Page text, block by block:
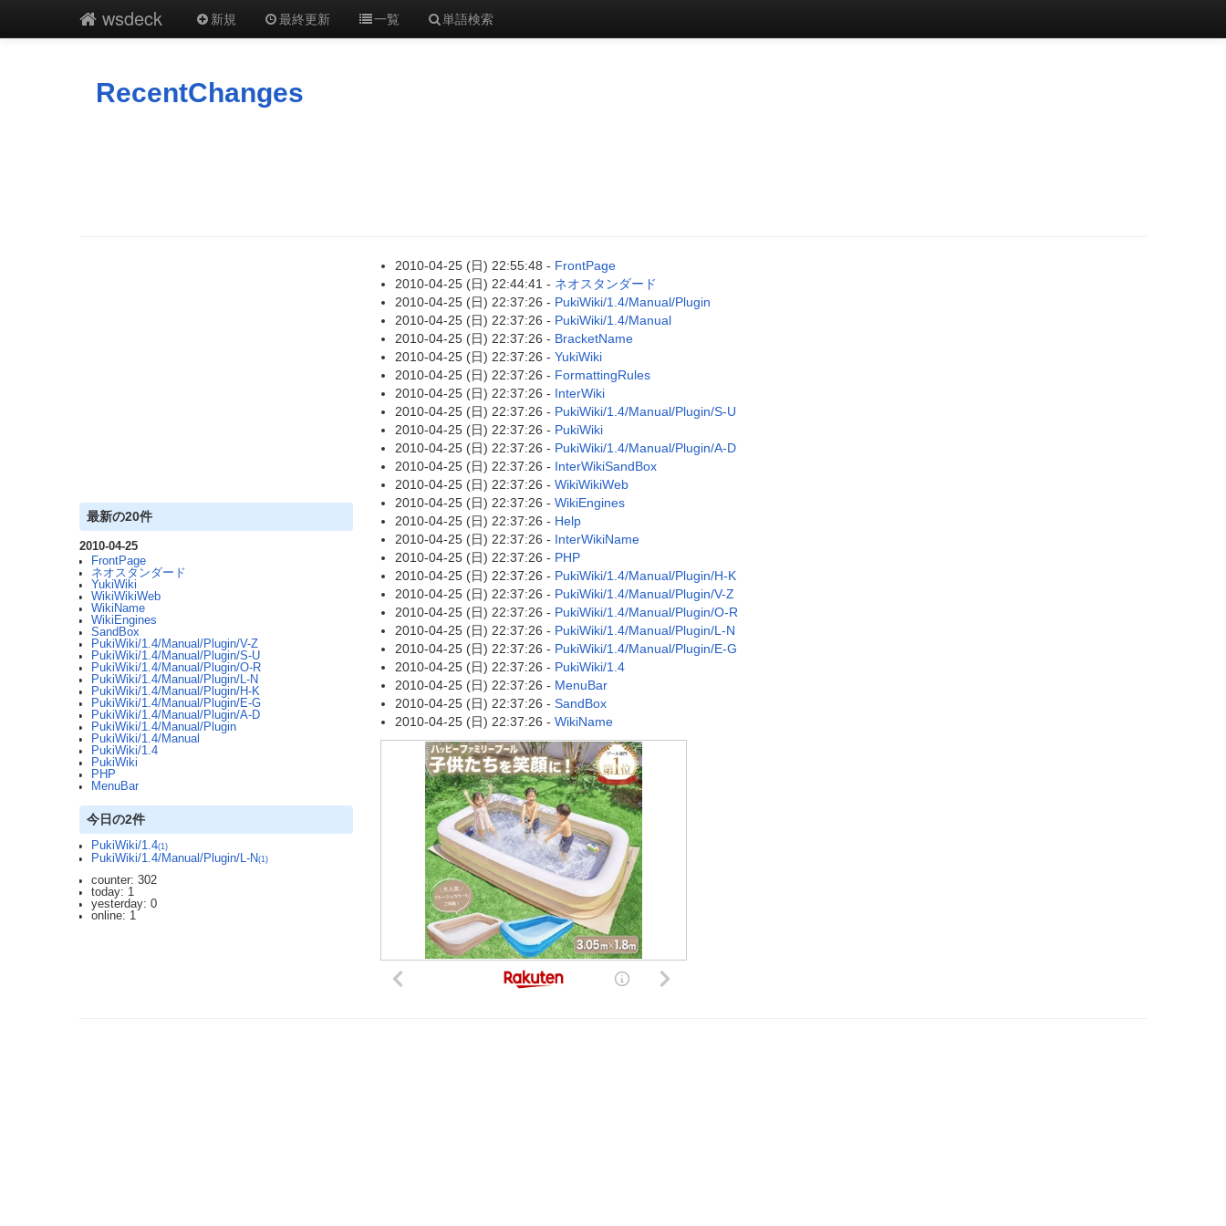
wsdeck 新規 最終更新 一覧 単語検索
RecentChanges
最新の20件
2010-04-25
FrontPage
ネオスタンダード
YukiWiki
WikiWikiWeb
WikiName
WikiEngines
SandBox
PukiWiki/1.4/Manual/Plugin/V-Z
PukiWiki/1.4/Manual/Plugin/S-U
PukiWiki/1.4/Manual/Plugin/O-R
PukiWiki/1.4/Manual/Plugin/L-N
PukiWiki/1.4/Manual/Plugin/H-K
PukiWiki/1.4/Manual/Plugin/E-G
PukiWiki/1.4/Manual/Plugin/A-D
PukiWiki/1.4/Manual/Plugin
PukiWiki/1.4/Manual
PukiWiki/1.4
PukiWiki
PHP
MenuBar
今日の2件
PukiWiki/1.4(1)
PukiWiki/1.4/Manual/Plugin/L-N(1)
counter: 302
today: 1
yesterday: 0
online: 1
2010-04-25 (日) 22:55:48 - FrontPage
2010-04-25 (日) 22:44:41 - ネオスタンダード
2010-04-25 (日) 22:37:26 - PukiWiki/1.4/Manual/Plugin
2010-04-25 (日) 22:37:26 - PukiWiki/1.4/Manual
2010-04-25 (日) 22:37:26 - BracketName
2010-04-25 (日) 22:37:26 - YukiWiki
2010-04-25 (日) 22:37:26 - FormattingRules
2010-04-25 (日) 22:37:26 - InterWiki
2010-04-25 (日) 22:37:26 - PukiWiki/1.4/Manual/Plugin/S-U
2010-04-25 (日) 22:37:26 - PukiWiki
2010-04-25 (日) 22:37:26 - PukiWiki/1.4/Manual/Plugin/A-D
2010-04-25 (日) 22:37:26 - InterWikiSandBox
2010-04-25 (日) 22:37:26 - WikiWikiWeb
2010-04-25 (日) 22:37:26 - WikiEngines
2010-04-25 (日) 22:37:26 - Help
2010-04-25 (日) 22:37:26 - InterWikiName
2010-04-25 (日) 22:37:26 - PHP
2010-04-25 (日) 22:37:26 - PukiWiki/1.4/Manual/Plugin/H-K
2010-04-25 (日) 22:37:26 - PukiWiki/1.4/Manual/Plugin/V-Z
2010-04-25 (日) 22:37:26 - PukiWiki/1.4/Manual/Plugin/O-R
2010-04-25 (日) 22:37:26 - PukiWiki/1.4/Manual/Plugin/L-N
2010-04-25 (日) 22:37:26 - PukiWiki/1.4/Manual/Plugin/E-G
2010-04-25 (日) 22:37:26 - PukiWiki/1.4
2010-04-25 (日) 22:37:26 - MenuBar
2010-04-25 (日) 22:37:26 - SandBox
2010-04-25 (日) 22:37:26 - WikiName